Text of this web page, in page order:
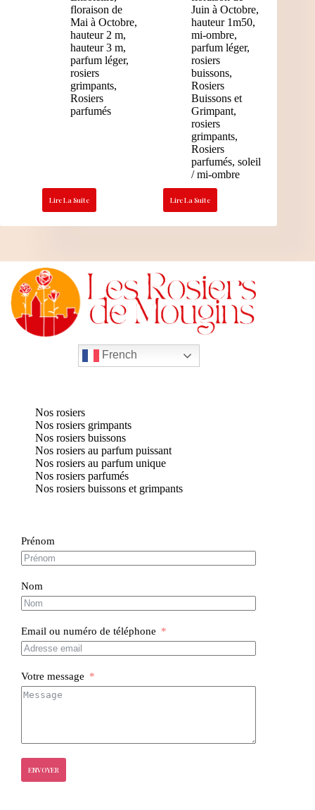
floraison de
Mai à Octobre,
hauteur 2 m,
hauteur 3 m,
parfum léger,
rosiers
grimpants,
Rosiers
parfumés
Lire La Suite
Juin à Octobre,
hauteur 1m50,
mi-ombre,
parfum léger,
rosiers
buissons,
Rosiers
Buissons et
Grimpant,
rosiers
grimpants,
Rosiers
parfumés,soleil
/ mi-ombre
Lire La Suite
French
Nos rosiers
Nos rosiers grimpants
Nos rosiers buissons
Nos rosiers au parfum puissant
Nos rosiers au parfum unique
Nos rosiers parfumés
Nos rosiers buissons et grimpants
Prénom
Nom
Email ou numéro de téléphone
Votre message
ENVOYER